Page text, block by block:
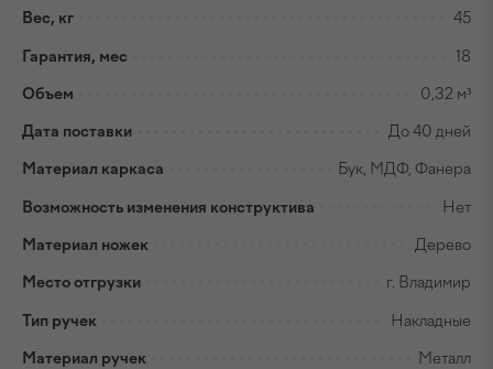
Вес, кг 45
Гарантия, мес 18
Объем 0,32 м³
Дата поставки До 40 дней
Материал каркаса Бук, МДФ, Фанера
Возможность изменения конструктива Нет
Материал ножек Дерево
Место отгрузки г. Владимир
Тип ручек Накладные
Материал ручек Металл